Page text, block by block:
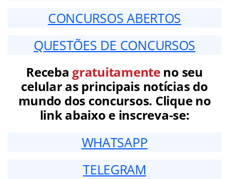
CONCURSOS ABERTOS
QUESTÕES DE CONCURSOS
Receba gratuitamenteno seu
celular as principais notícias do
mundo dos concursos. Clique no
link abaixo e inscreva-se:
WHATSAPP
TELEGRAM